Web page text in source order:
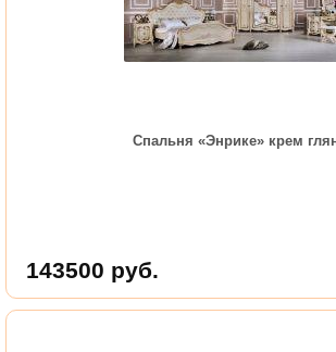
Спальня «Энрике» крем
143500 руб.